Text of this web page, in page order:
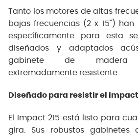
Tanto los motores de altas
bajas frecuencias (2 x 15") han
específicamente para esta
diseñados y adaptados
gabinete de madera
extremadamente resistente.
Diseñado para resistir el
El Impact 215 está listo para
gira. Sus robustos gabinetes